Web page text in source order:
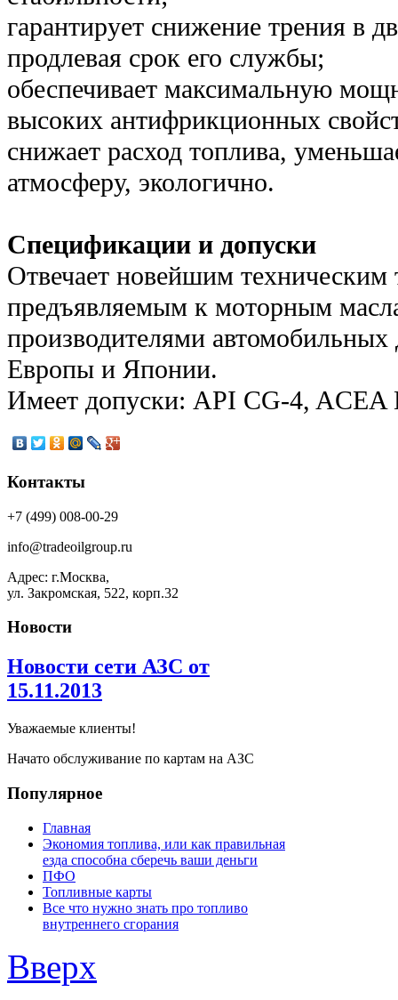
гарантирует снижение трения в
продлевая срок его службы;
обеспечивает максимальную
высоких антифрикционных
снижает расход топлива,
атмосферу, экологично.
Спецификации и допуски
Отвечает новейшим техническим
предъявляемым к моторным
производителями
Европы и Японии.
Имеет допуски: API CG-4, ACEA
Контакты
+7 (499) 008-00-29
info@tradeoilgroup.ru
Адрес: г.Москва,
ул. Закромская, 522, корп.32
Новости
Новости сети АЗС от
15.11.2013
Уважаемые клиенты!
Начато обслуживание по картам на АЗС
Популярное
Главная
Экономия топлива, или как правильная
езда способна сберечь ваши деньги
ПФО
Топливные карты
Все что нужно знать про топливо
внутреннего сгорания
Вверх